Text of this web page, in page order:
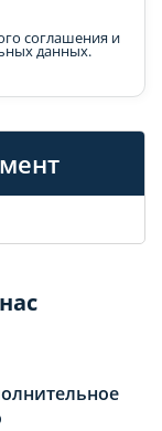
соглашения и
данных.